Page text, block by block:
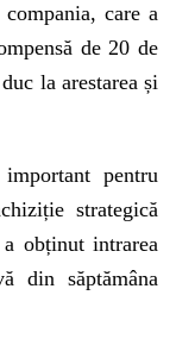
care a
de 20 de
la arestarea și
pentru
strategică
obținut intrarea
din săptămâna